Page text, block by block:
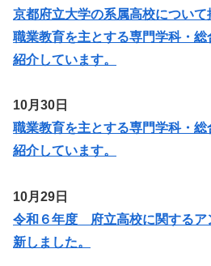
京都府立大学の系属高校について
職業教育を主とする専門学科・
紹介しています。
10月30日
職業教育を主とする専門学科・
紹介しています。
10月29日
令和６年度 府立高校に関するア
新しました。